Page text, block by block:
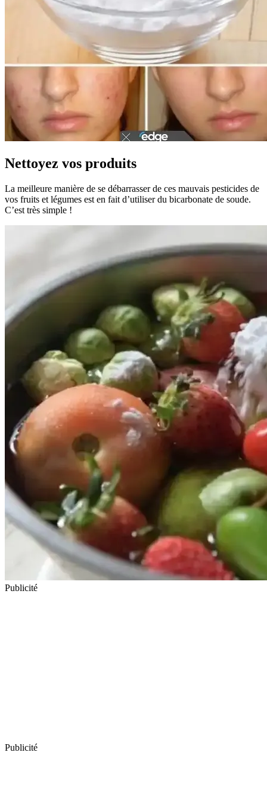
Nettoyez vos produits
La meilleure manière de se débarrasser de ces mauvais pesticides de
vos fruits et légumes est en fait d’utiliser du bicarbonate de soude.
C’est très simple !
Publicité
Publicité